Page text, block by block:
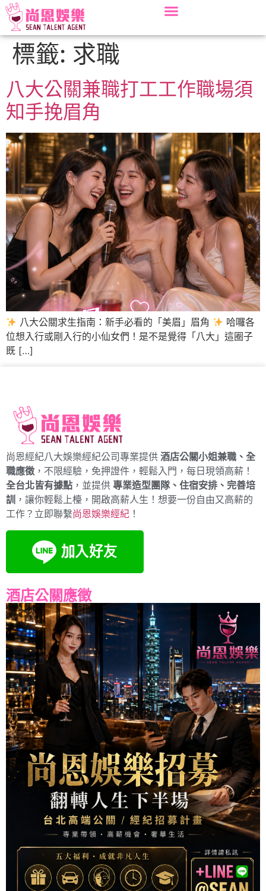
標籤: 求職
八大公關兼職打工工作職場須
知手挽眉角
八大公關求生指南：新手必看的「美眉」眉角
哈囉各
位想入行或剛入行的小仙女們！是不是覺得「八大」這圈子
既 […]
尚恩經紀八大娛樂經紀公司專業提供 酒店公關小姐兼職、全
職應徵 ，不限經驗，免押證件，輕鬆入門，每日現領高薪！
全台北皆有據點 ，並提供 專業造型團隊、住宿安排、完善培
訓
，讓你輕鬆上檯，開啟高薪人生！想要一份自由又高薪的
工作？立即聯繫尚恩娛樂經紀 ！
酒店公關應徵